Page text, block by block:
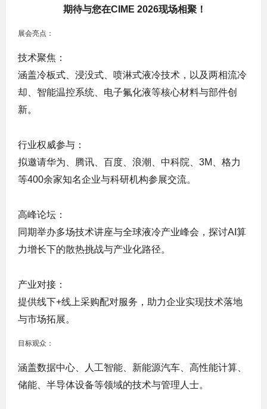
期待与您在CIME 2026现场相聚！
展会亮点：
‌技术聚焦‌：
涵盖冷板式、浸没式、喷淋式液冷技术，以及两相流冷
却、智能温控系统、电子氟化液等核心材料与部件创
新。
‌行业权威参与‌：
拟邀请华为、腾讯、百度、浪潮、中科院、3M、格力
等400余家知名企业与科研机构参展交流。
‌高峰论坛‌：
同期举办多场技术讲座与全球液冷产业峰会，探讨AI算
力增长下的散热挑战与产业化路径。
‌产业对接‌：
提供线下+线上采购配对服务，助力企业实现技术落地
与市场拓展。
目标观众：
涵盖数据中心、人工智能、新能源汽车、高性能计算、
储能、半导体设备等领域的技术与管理人士。